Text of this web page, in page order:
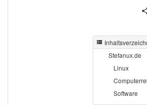
Stefanux.de
Linux
Software